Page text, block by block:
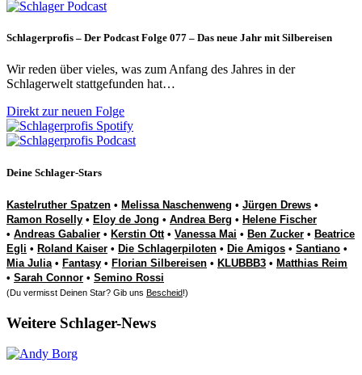
Schlagerprofis – Der Podcast Folge 077 – Das neue Jahr mit Silbereisen
Wir reden über vieles, was zum Anfang des Jahres in der
Schlagerwelt stattgefunden hat…
Direkt zur neuen Folge
Deine Schlager-Stars
Kastelruther Spatzen • Melissa Naschenweng • Jürgen Drews •
Ramon Roselly • Eloy de Jong • Andrea Berg • Helene Fischer
• Andreas Gabalier • Kerstin Ott• Vanessa Mai • Ben Zucker • Beatrice
Egli • Roland Kaiser • Die Schlagerpiloten • Die Amigos • Santiano •
Mia Julia • Fantasy • Florian Silbereisen • KLUBBB3 • Matthias Reim
• Sarah Connor • Semino Rossi
(Du vermisst Deinen Star? Gib uns Bescheid!)
Weitere Schlager-News